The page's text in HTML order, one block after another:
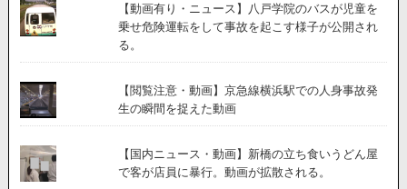
【動画有り・ニュース】八戸学院のバスが児童を
乗せ危険運転をして事故を起こす様子が公開され
る。
【閲覧注意・動画】京急線横浜駅での人身事故発
生の瞬間を捉えた動画
【国内ニュース・動画】新橋の立ち食いうどん屋
で客が店員に暴行。動画が拡散される。